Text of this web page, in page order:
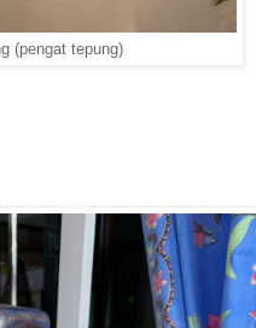
(pengat tepung)